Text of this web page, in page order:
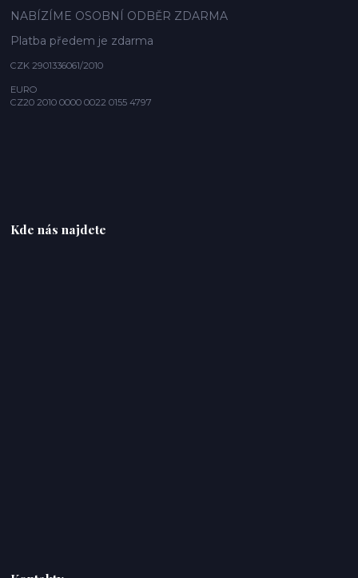
NABÍZÍME OSOBNÍ ODBĚR ZDARMA
Platba předem je zdarma
CZK 2901336061/2010
EURO
CZ20 2010 0000 0022 0155 4797
Kde nás najdete